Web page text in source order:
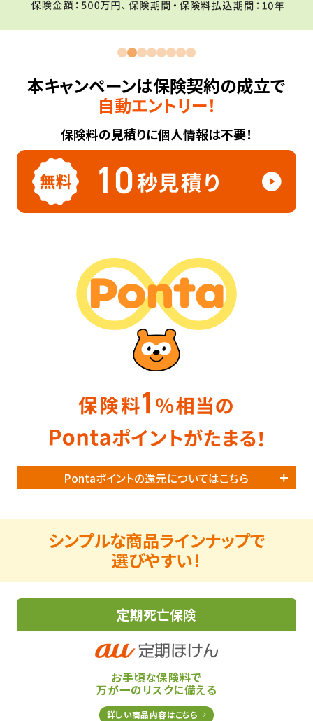
本キャンペーンは保険契約の成立で
自動エントリー！
保険料の見積りに個人情報は不要！
Pontaポイントの還元についてはこちら
シンプルな商品ラインナップで
選びやすい！
定期死亡保険
お手頃な保険料で
万が一の リスクに備える
詳しい商品内容はこちら